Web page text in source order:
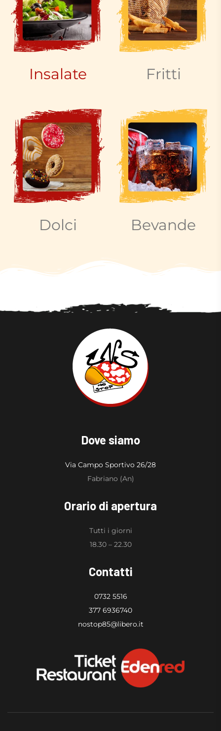
Insalate Fritti
Dolci Bevande
Dove siamo
Via Campo Sportivo 26/28
Fabriano (An)
Orario di apertura
Tutti i giorni
18.30 – 22.30
Contatti
0732 5516
377 6936740
nostop85@libero.it